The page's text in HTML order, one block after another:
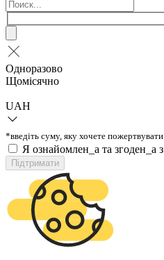
Одноразово
Щомісячно
UAH
*введіть суму, яку хочете пожертвувати
Я ознайомлен_а та згоден_а з
Підтримати